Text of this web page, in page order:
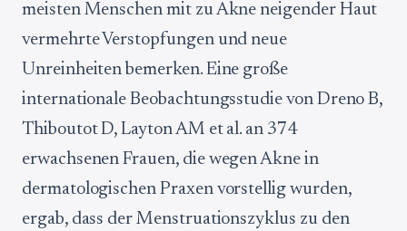
meisten Menschen mit zu Akne neigender Haut
vermehrte Verstopfungen und neue
Unreinheiten bemerken. Eine große
internationale Beobachtungsstudie von Dreno B,
Thiboutot D, Layton AM et al. an 374
erwachsenen Frauen, die wegen Akne in
dermatologischen Praxen vorstellig wurden,
ergab, dass der Menstruationszyklus zu den